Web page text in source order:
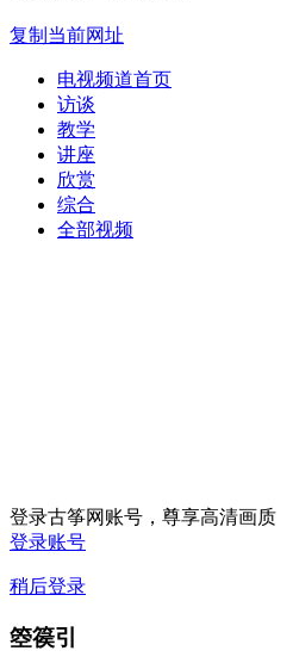
复制当前网址
电视频道首页
访谈
教学
讲座
欣赏
综合
全部视频
登录古筝网账号，尊享高清画质
登录账号
稍后登录
箜篌引